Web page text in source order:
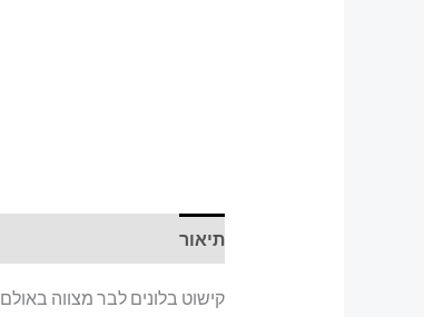
תיאור
קישוט בלונים לבר מצווה באולם